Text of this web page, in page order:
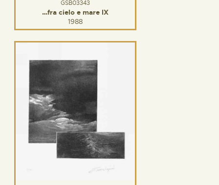
GSB03343
…fra cielo e mare IX
1988